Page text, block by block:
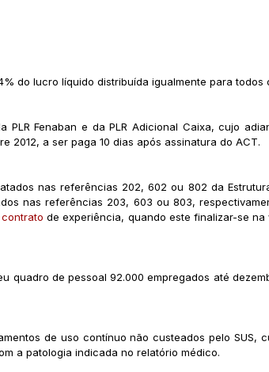
do lucro líquido distribuída igualmente para todos
PLR Fenaban e da PLR Adicional Caixa, cujo
2012, a ser paga 10 dias após assinatura do ACT.
nas referências 202, 602 ou 802 da
nas referências 203, 603 ou 803,
contrato de experiência, quando este finalizar-se
quadro de pessoal 92.000 empregados até
de uso contínuo não custeados pelo SUS,
a patologia indicada no relatório médico.